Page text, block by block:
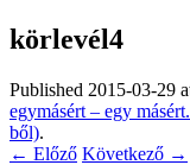
körlevél4
Published 2015-03-29
egymásért – egy
ből).
← Előző Következő →